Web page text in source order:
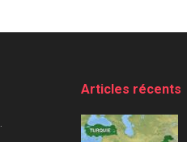
Articles récents